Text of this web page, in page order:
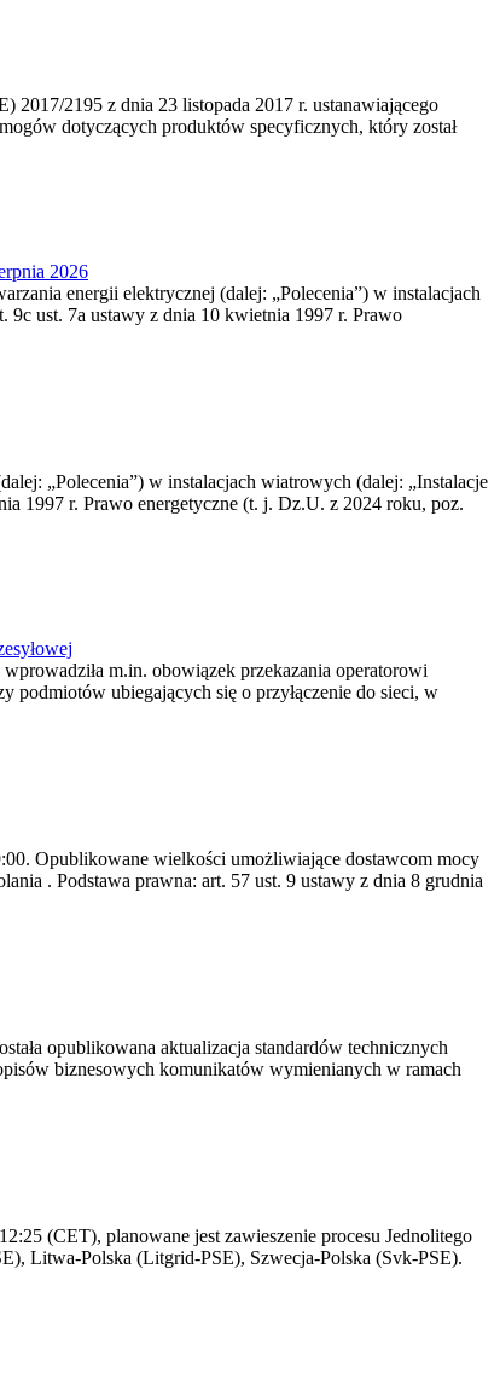
2195 z dnia 23‍ listopada 2017 r. ustanawiającego
dotyczących produktów specyficznych, który został
2026
energii elektrycznej (dalej: „Polecenia”) w instalacjach
9c ust. 7a ustawy z dnia 10 kwietnia 1997 r. Prawo
„Polecenia”) w instalacjach wiatrowych (dalej: „Instalacje
1997 r. Prawo energetyczne (t. j. Dz.U. z 2024 roku, poz.
m.in. obowiązek przekazania operatorowi
podmiotów ubiegających się o przyłączenie do sieci, w
Opublikowane wielkości umożliwiające dostawcom mocy
. Podstawa prawna: art. 57 ust. 9 ustawy z dnia 8 grudnia
opublikowana aktualizacja standardów technicznych
biznesowych komunikatów wymienianych w ramach
(CET), planowane jest zawieszenie procesu Jednolitego
Litwa-Polska (Litgrid-PSE), Szwecja-Polska (Svk-PSE).